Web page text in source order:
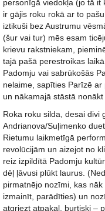
personīgā viedokļa (jo tā it
ir gājis roku rokā ar to
iztikuši bez Austrumu
(šur vai tur) mēs esam
krievu rakstniekam,
tajā pašā perestroikas
Padomju vai sabrūkošās
nelaime, sapīties Parīzē
un nākamajā stāstā
Roka roku silda, desai divi
Andrianova/Suļimenko
Rietumu laikmetīgā
revolūcijām un aizejot no
reiz izpildītā Padomju
dēļ ļāvusi plūkt laurus.
pirmatnējo nozīmi, kas
izmainīt, parādīties) un
atgriezt atpakaļ, burtiski –